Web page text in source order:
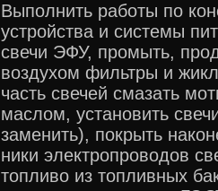
Выполнить работы по
устройства и системы
свечи ЭФУ, промыть,
воздухом фильтры и
часть свечей смазать
маслом, установить
заменить), покрыть
ники электропроводов
топливо из топливных